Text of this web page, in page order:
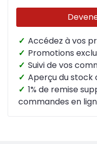
✓ Accédez à vos
✓ Promotions
✓ Suivi de vos
✓ Aperçu du stock
✓ 1% de remise
commandes en